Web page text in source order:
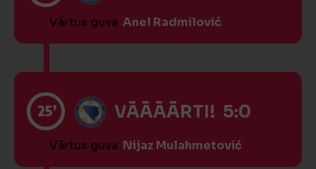
Vārtus guva Anel Radmilović
25’ VĀĀĀĀRTI! 5:0
Vārtus guva Nijaz Mulahmetović